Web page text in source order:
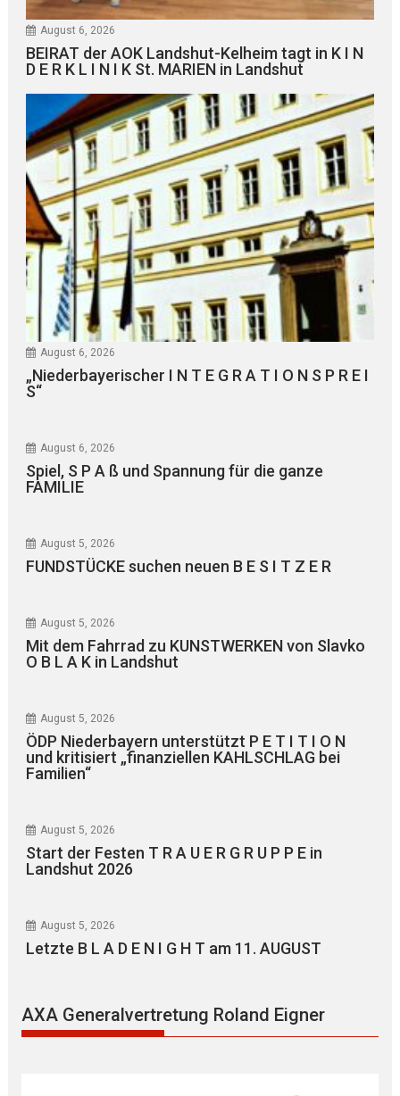
August 6, 2026
BEIRAT der AOK Landshut-Kelheim tagt in K I N
D E R K L I N I K St. MARIEN in Landshut
August 6, 2026
„Niederbayerischer I N T E G R A T I O N S P R E I
S“
August 6, 2026
Spiel, S P A ß und Spannung für die ganze
FAMILIE
August 5, 2026
FUNDSTÜCKE suchen neuen B E S I T Z E R
August 5, 2026
Mit dem Fahrrad zu KUNSTWERKEN von Slavko
O B L A K in Landshut
August 5, 2026
ÖDP Niederbayern unterstützt P E T I T I O N
und kritisiert „finanziellen KAHLSCHLAG bei
Familien“
August 5, 2026
Start der Festen T R A U E R G R U P P E in
Landshut 2026
August 5, 2026
Letzte B L A D E N I G H T am 11. AUGUST
AXA Generalvertretung Roland Eigner